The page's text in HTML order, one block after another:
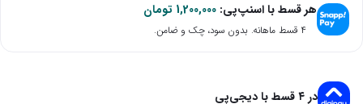
هر قسط با اسنپ‌پی: 1,200,000 تومان
۴ قسط ماهانه. بدون سود، چک و ضامن.
در ۴ قسط با دیجی‌پی